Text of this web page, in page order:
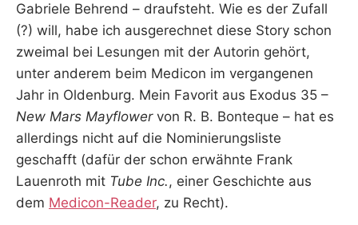
Gabriele Behrend – draufsteht. Wie es der Zufall
(?) will, habe ich ausgerechnet diese Story schon
zweimal bei Lesungen mit der Autorin gehört,
unter anderem beim Medicon im vergangenen
Jahr in Oldenburg. Mein Favorit aus Exodus 35 –
New Mars Mayflowervon R. B. Bonteque – hat es
allerdings nicht auf die Nominierungsliste
geschafft (dafür der schon erwähnte Frank
Lauenroth mit Tube Inc., einer Geschichte aus
dem Medicon-Reader, zu Recht).